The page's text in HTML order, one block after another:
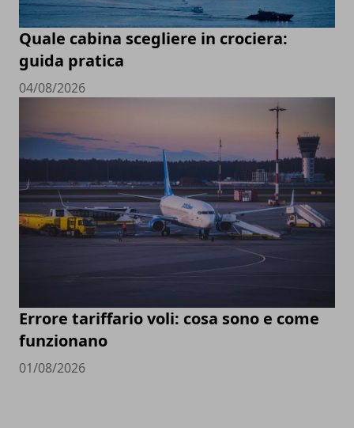
Quale cabina scegliere in crociera:
guida pratica
04/08/2026
Errore tariffario voli: cosa sono e come
funzionano
01/08/2026